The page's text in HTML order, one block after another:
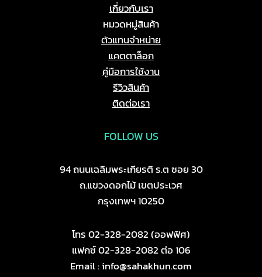
เกี่ยวกับเรา
หมวดหมู่สินค้า
ตัวแทนจำหน่าย
แคตตาล็อก
คู่มือการใช้งาน
รีวิวสินค้า
ติดต่อเรา
FOLLOW US
94 ถนนเฉลิมพระเกียรติ ร.ต ซอย 30
ถ.แขวงดอกไม้ เขตประเวศ
กรุงเทพฯ 10250
โทร 02-328-2082 (ออฟฟิศ)
แฟกซ์ 02-328-2082 ต่อ 106
Email : info@sahakhun.com